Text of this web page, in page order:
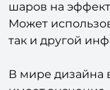
инфоблока в
шаров на
Может